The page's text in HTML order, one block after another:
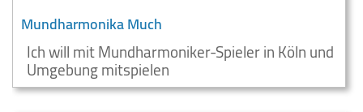
Mundharmonika Much
Ich will mit Mundharmoniker-Spieler in Köln und
Umgebung mitspielen